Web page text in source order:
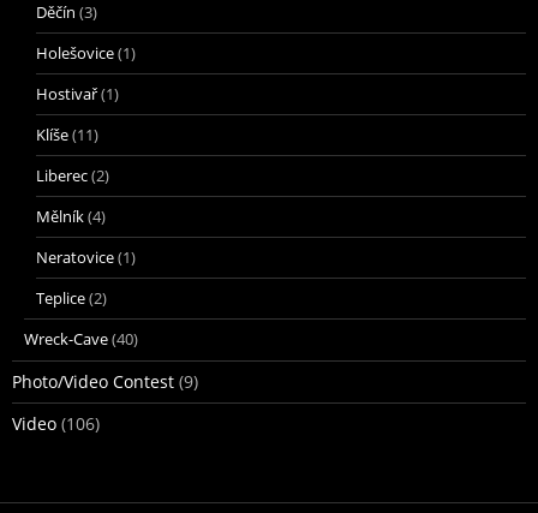
Děčín (3)
Holešovice(1)
Hostivař(1)
Klíše(11)
Liberec(2)
Mělník(4)
Neratovice(1)
Teplice(2)
Wreck-Cave(40)
Photo/Video Contest (9)
Video (106)